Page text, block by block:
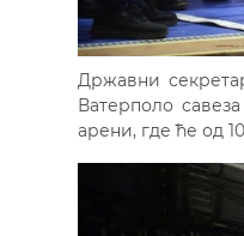
Државни
Ватерполо
арени, где ће од